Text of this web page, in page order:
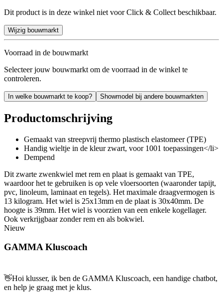
Dit product is in deze winkel niet voor Click & Collect beschikbaar.
Wijzig bouwmarkt
Voorraad in de bouwmarkt
Selecteer jouw bouwmarkt om de voorraad in de winkel te
controleren.
In welke bouwmarkt te koop? Showmodel bij andere bouwmarkten
Productomschrijving
Gemaakt van streepvrij thermo plastisch elastomeer (TPE)
Handig wieltje in de kleur zwart, voor 1001 toepassingen</li>
Dempend
Dit zwarte zwenkwiel met rem en plaat is gemaakt van TPE,
waardoor het te gebruiken is op vele vloersoorten (waaronder tapijt,
pvc, linoleum, laminaat en tegels). Het maximale draagvermogen is
13 kilogram. Het wiel is 25x13mm en de plaat is 30x40mm. De
hoogte is 39mm. Het wiel is voorzien van een enkele kogellager.
Ook verkrijgbaar zonder rem en als bokwiel.
Nieuw
GAMMA Kluscoach
👋Hoi klusser, ik ben de GAMMA Kluscoach, een handige chatbot,
en help je graag met je klus.